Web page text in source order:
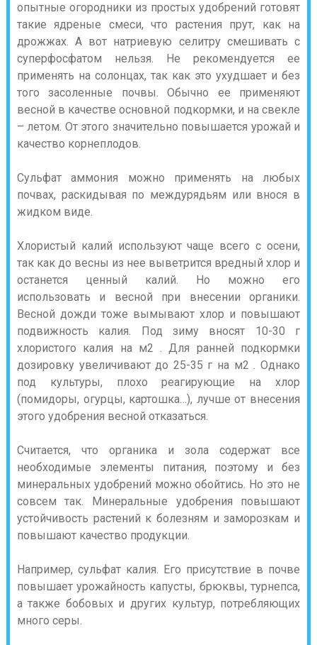
опытные огородники из простых удобрений готовят
такие ядреные смеси, что растения прут, как на
дрожжах. А вот натриевую селитру смешивать с
суперфосфатом нельзя. Не рекомендуется ее
применять на солонцах, так как это ухудшает и без
того засоленные почвы. Обычно ее применяют
весной в качестве основной подкормки, и на свекле
– летом. От этого значительно повышается урожай и
качество корнеплодов.
Сульфат аммония можно применять на любых
почвах, раскидывая по междурядьям или внося в
жидком виде.
Хлористый калий используют чаще всего с осени,
так как до весны из нее выветрится вредный хлор и
останется ценный калий. Но можно его
использовать и весной при внесении органики.
Весной дожди тоже вымывают хлор и повышают
подвижность калия. Под зиму вносят 10-30 г
хлористого калия на м2 . Для ранней подкормки
дозировку увеличивают до 25-35 г на м2 . Однако
под культуры, плохо реагирующие на хлор
(помидоры, огурцы, картошка…), лучше от внесения
этого удобрения весной отказаться.
Считается, что органика и зола содержат все
необходимые элементы питания, поэтому и без
минеральных удобрений можно обойтись. Но это не
совсем так. Минеральные удобрения повышают
устойчивость растений к болезням и заморозкам и
повышают качество продукции.
Например, сульфат калия. Его присутствие в почве
повышает урожайность капусты, брюквы, турнепса,
а также бобовых и других культур, потребляющих
много серы.